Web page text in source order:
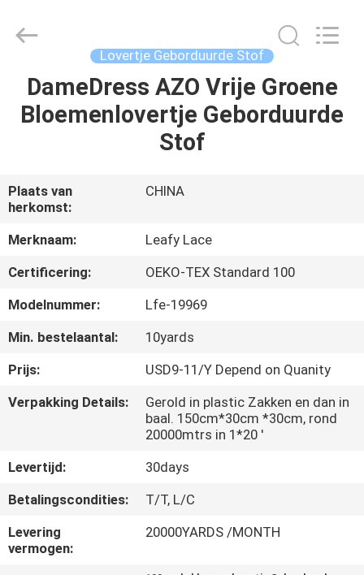
THUIS
OVER
ONS
FABRIEKSREIS
CONTACTEER
ONS
VRAAG
EEN
OFFERTE
Ltd..
Lovertje Geborduurde Stof
DameDress AZO Vrije Groene
Bloemenlovertje Geborduurde
Stof
Plaats van
herkomst:
CHINA
Merknaam:
Leafy Lace
Certificering:
OEKO-TEX Standard 100
Modelnummer:
Lfe-19969
Min. bestelaantal:
10yards
Prijs:
USD9-11/Y Depend on Quanity
Verpakking Details:
Gerold in plastic Zakken en dan in
baal. 150cm*30cm *30cm, rond
20000mtrs in 1*20 '
Levertijd:
30days
Betalingscondities:
T/T, L/C
Levering
vermogen:
20000YARDS /MONTH